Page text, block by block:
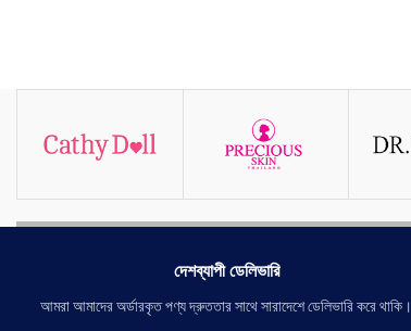
দেশব্যাপী ডেলিভারি
আমরা আমাদের অর্ডারকৃত পণ্য দ্রুততার সাথে সারাদেশে ডেলিভারি করে থাকি।